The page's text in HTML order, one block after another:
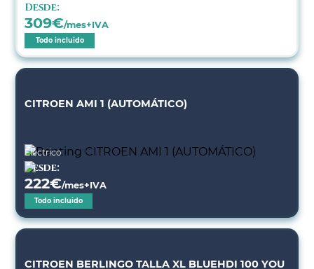
Desde:
309€/mes+IVA
Todo incluido
CITROEN AMI 1 (AUTOMÁTICO)
Eléctrico
Desde:
222€/mes+IVA
Todo incluido
CITROEN BERLINGO TALLA XL BLUEHDI 100 YOU